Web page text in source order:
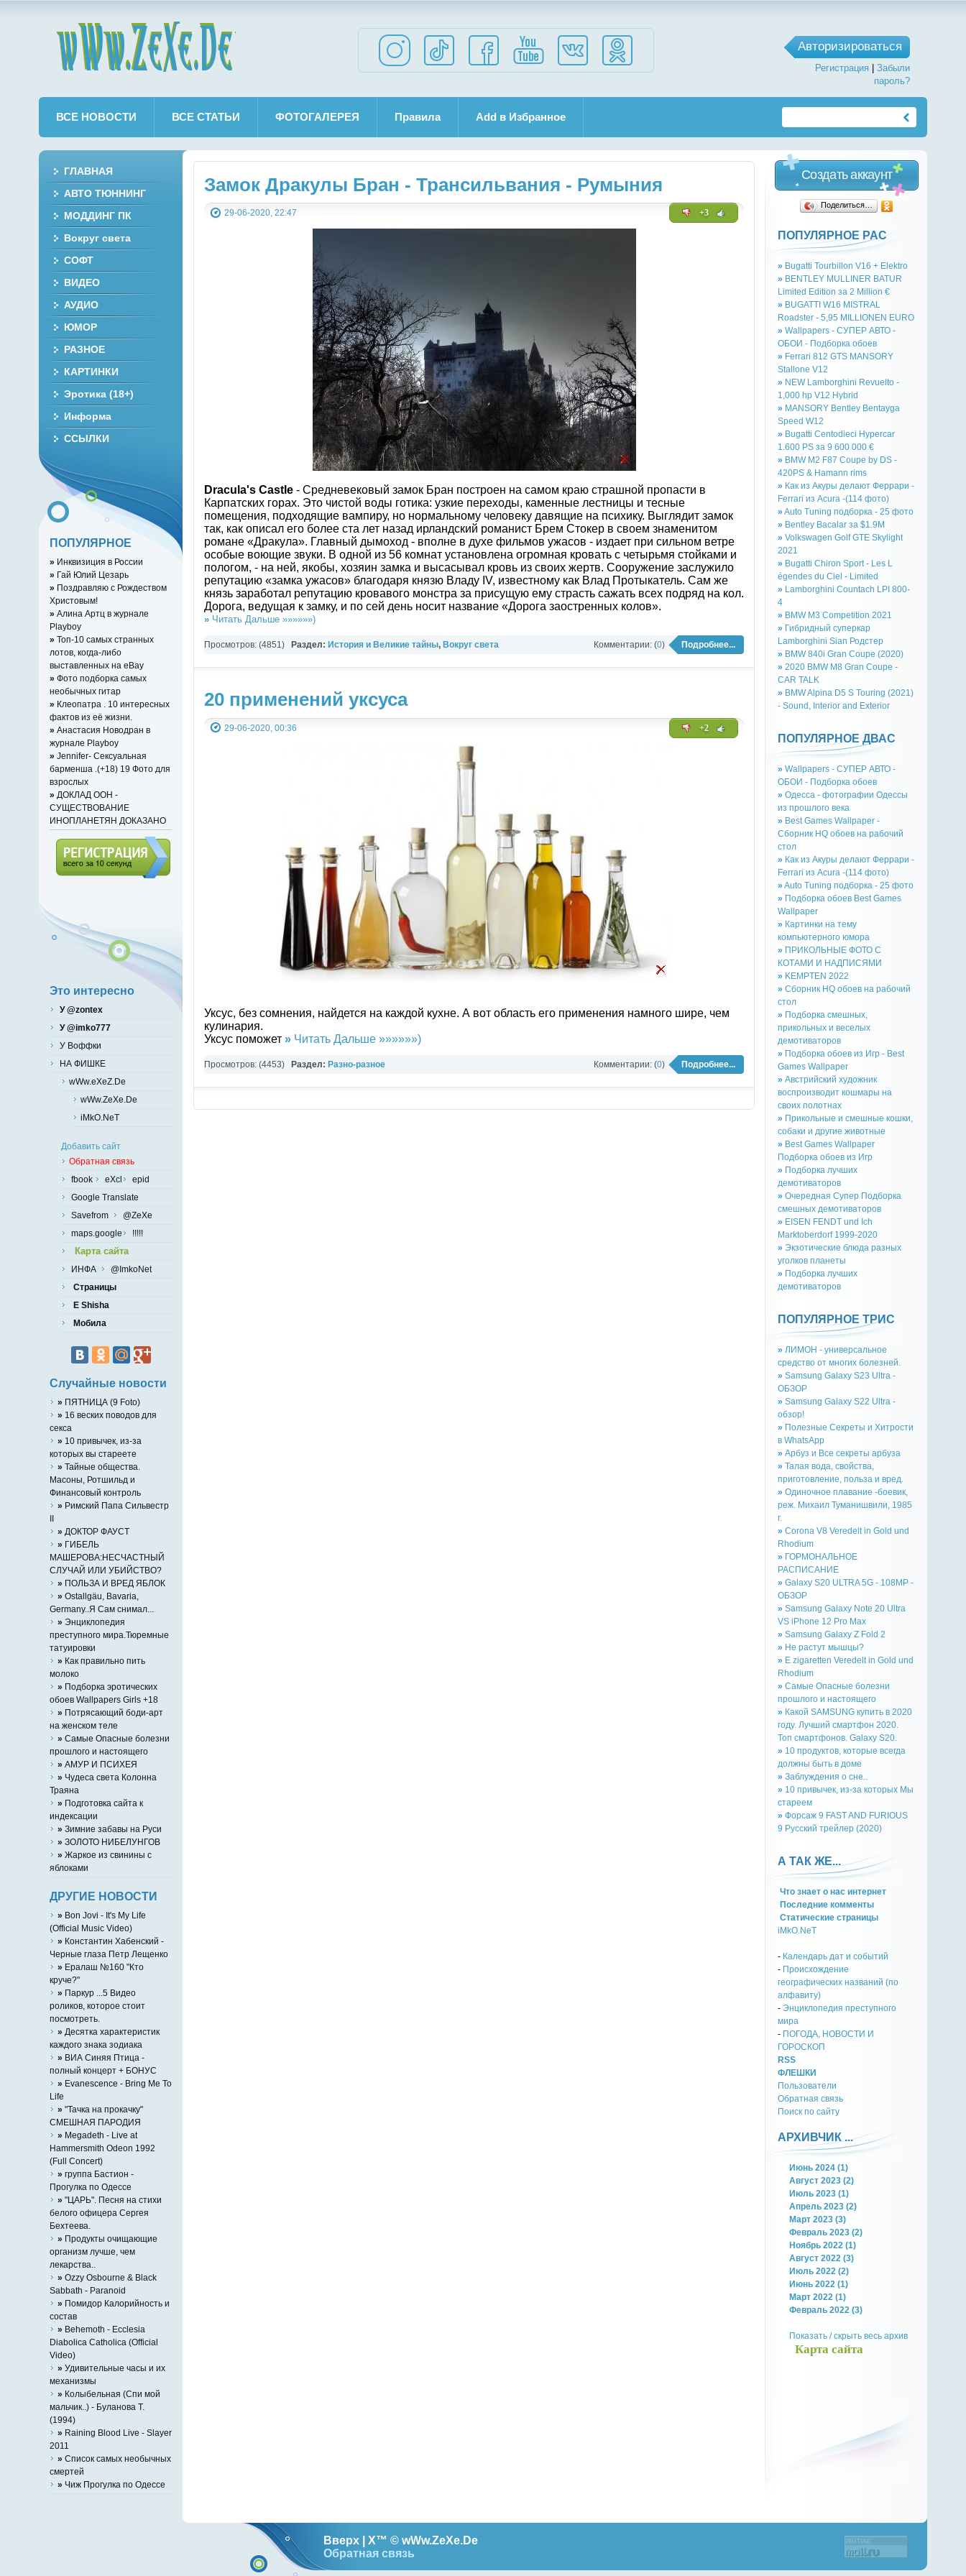
Авторизироваться
Регистрация |Забыли
пароль?
ВСЕ НОВОСТИ ВСЕ СТАТЬИ ФОТОГАЛЕРЕЯ Правила Add в Избранное
Замок Дракулы Бран - Трансильвания - Румыния
+3
29-06-2020, 22:47
Dracula's Castle- Средневековый замок Бран построен на самом краю страшной пропасти в
Карпатских горах. Это чистой воды готика: узкие переходы, каменные лестницы и тесные
помещения, подходящие вампиру, но нормальному человеку давящие на психику. Выглядит замок
так, как описал его более ста лет назад ирландский романист Брем Стокер в своем знаменитом
романе «Дракула». Главный дымоход - вполне в духе фильмов ужасов - издает при сильном ветре
особые воющие звуки. В одной из 56 комнат установлена огромная кровать с четырьмя стойками и
пологом, - на ней, якобы, хозяин замка и высасывал кровь из своих жертв. Сооружение заслужило
репутацию «замка ужасов» благодаря князю Владу IV, известному как Влад Протыкатель. Сам же
князь заработал репутацию кровавого монстра за присущую ему страсть сажать всех подряд на кол.
Дорога, ведущая к замку, и по сей день носит название «Дорога заостренных колов».
»Читать Дальше »»»»»»)
Подробнее...
Комментарии: (0)
Просмотров: (4851) Раздел: История и Великие тайны, Вокруг света
20 применений уксуса
+2
29-06-2020, 00:36
Уксус, без сомнения, найдется на каждой кухне. А вот область его применения намного шире, чем
кулинария.
Уксус поможет »Читать Дальше »»»»»»)
Подробнее...
Комментарии: (0)
Просмотров: (4453) Раздел: Разно-разное
Создать аккаунт
Поделиться…
ПОПУЛЯРНОЕ РАС
» Bugatti Tourbillon V16 + Elektro
» BENTLEY MULLINER BATUR
Limited Edition за 2 Million €
» BUGATTI W16 MISTRAL
Roadster - 5,95 MILLIONEN EURO
» Wallpapers - СУПЕР АВТО -
ОБОИ - Подборка обоев
» Ferrari 812 GTS MANSORY
Stallone V12
» NEW Lamborghini Revuelto -
1,000 hp V12 Hybrid
» MANSORY Bentley Bentayga
Speed W12
» Bugatti Centodieci Hypercar
1.600 PS за 9 600 000 €
» BMW M2 F87 Coupe by DS -
420PS & Hamann rims
» Как из Акуры делают Феррари -
Ferrari из Acura -(114 фото)
» Auto Tuning подборка - 25 фото
» Bentley Bacalar за $1.9M
» Volkswagen Golf GTE Skylight
2021
» Bugatti Chiron Sport - Les L
égendes du Ciel - Limited
» Lamborghini Countach LPI 800-
4
» BMW M3 Competition 2021
» Гибридный суперкар
Lamborghini Sian Родстер
» BMW 840i Gran Coupe (2020)
» 2020 BMW M8 Gran Coupe -
CAR TALK
» BMW Alpina D5 S Touring (2021)
- Sound, Interior and Exterior
ПОПУЛЯРНОЕ ДВАС
» Wallpapers - СУПЕР АВТО -
ОБОИ - Подборка обоев
» Одесса - фотографии Одессы
из прошлого века
» Best Games Wallpaper -
Сборник HQ обоев на рабочий
стол
» Как из Акуры делают Феррари -
Ferrari из Acura -(114 фото)
» Auto Tuning подборка - 25 фото
» Подборка обоев Best Games
Wallpaper
» Картинки на тему
компьютерного юмора
» ПРИКОЛЬНЫЕ ФОТО С
КОТАМИ И НАДПИСЯМИ
» KEMPTEN 2022
» Сборник HQ обоев на рабочий
стол
» Подборка смешных,
прикольных и веселых
демотиваторов
» Подборка обоев из Игр - Best
Games Wallpaper
» Австрийский художник
воспроизводит кошмары на
своих полотнах
» Прикольные и смешные кошки,
собаки и другие животные
» Best Games Wallpaper
Подборка обоев из Игр
» Подборка лучших
демотиваторов
» Очередная Супер Подборка
смешных демотиваторов
» EISEN FENDT und Ich
Marktoberdorf 1999-2020
» Экзотические блюда разных
уголков планеты
» Подборка лучших
демотиваторов
ПОПУЛЯРНОЕ ТРИС
» ЛИМОН - универсальное
средство от многих болезней.
» Samsung Galaxy S23 Ultra -
ОБЗОР
» Samsung Galaxy S22 Ultra -
обзор!
» Полезные Секреты и Хитрости
в WhatsApp
» Арбуз и Все секреты арбуза
» Талая вода, свойства,
приготовление, польза и вред.
» Одиночное плавание -боевик,
реж. Михаил Туманишвили, 1985
г.
» Corona V8 Veredelt in Gold und
Rhodium
» ГОРМОНАЛЬНОЕ
РАСПИСАНИЕ
» Galaxy S20 ULTRA 5G - 108MP -
ОБЗОР
» Samsung Galaxy Note 20 Ultra
VS iPhone 12 Pro Max
» Samsung Galaxy Z Fold 2
» Не растут мышцы?
» E zigaretten Veredelt in Gold und
Rhodium
» Самые Опасные болезни
прошлого и настоящего
» Какой SAMSUNG купить в 2020
году. Лучший смартфон 2020.
Топ смартфонов. Galaxy S20.
» 10 продуктов, которые всегда
должны быть в доме
» Заблуждения о сне..
» 10 привычек, из-за которых Мы
стареем
» Форсаж 9 FAST AND FURIOUS
9 Русский трейлер (2020)
А ТАК ЖЕ...
Что знает о нас интернет
Последние комменты
Cтатическиe страницы
iMkO.NeT
- Календарь дат и событий
- Происхождение
географических названий (по
алфавиту)
- Энциклопедия преступного
мира
- ПОГОДА, НОВОСТИ И
ГОРОСКОП
RSS
ФЛЕШКИ
Пользователи
Обратная связь
Поиск по сайту
АРХИВЧИК ...
Июнь 2024 (1)
Август 2023 (2)
Июль 2023 (1)
Апрель 2023 (2)
Март 2023 (3)
Февраль 2023 (2)
Ноябрь 2022 (1)
Август 2022 (3)
Июль 2022 (2)
Июнь 2022 (1)
Март 2022 (1)
Февраль 2022 (3)
Показать / скрыть весь архив
Карта сайта
ГЛАВНАЯ
АВТО ТЮННИНГ
МОДДИНГ ПК
Вокруг света
СОФТ
ВИДЕО
АУДИО
ЮМОР
РАЗНОЕ
КАРТИНКИ
Эротика (18+)
Информа
ССЫЛКИ
ПОПУЛЯРНОЕ
» Инквизиция в России
» Гай Юлий Цезарь
» Поздравляю с Рождеством
Христовым!
» Алина Артц в журнале
Playboy
» Топ-10 самых странных
лотов, когда-либо
выставленных на eBay
» Фото подборка самых
необычных гитар
» Клеопатра . 10 интересных
фактов из её жизни.
» Анастасия Новодран в
журнале Playboy
» Jennifer- Сексуальная
барменша .(+18) 19 Фото для
взрослых
» ДОКЛАД ООН -
СУЩЕСТВОВАНИЕ
ИНОПЛАНЕТЯН ДОКАЗАНО
Это интересно
У @zontex
У @imko777
У Воффки
НА ФИШКЕ
wWw.eXeZ.De
wWw.ZeXe.De
iMkO.NeT
Добавить сайт
Обратная связь
fbook
eXcl
epid
Google Translate
Savefrom
@ZeXe
maps.google
!!!!!
Карта сайта
ИНФА
@ImkoNet
Страницы
E Shisha
Мобила
Случайные новости
» ПЯТНИЦА (9 Foto)
» 16 веских поводов для
секса
» 10 привычек, из-за
которых вы стареете
» Тайные общества.
Масоны, Ротшильд и
Финансовый контроль
» Римский Папа Сильвестр
II
» ДОКТОР ФАУСТ
» ГИБЕЛЬ
МАШЕРОВА:НЕСЧАСТНЫЙ
СЛУЧАЙ ИЛИ УБИЙСТВО?
» ПОЛЬЗА И ВРЕД ЯБЛОК
» Ostallgäu, Bavaria,
Germany..Я Сам снимал...
» Энциклопедия
преступного мира.Тюремные
татуировки
» Как правильно пить
молоко
» Подборка эротических
обоев Wallpapers Girls +18
» Потрясающий боди-арт
на женском теле
» Самые Опасные болезни
прошлого и настоящего
» АМУР И ПСИХЕЯ
» Чудеса света Колонна
Траяна
» Подготовка сайта к
индексации
» Зимние забавы на Руси
» ЗОЛОТО НИБЕЛУНГОВ
» Жаркое из свинины с
яблоками
ДРУГИЕ НОВОСТИ
» Bon Jovi - It's My Life
(Official Music Video)
» Константин Хабенский -
Черные глаза Петр Лещенко
» Ералаш №160 "Кто
круче?"
» Паркур ...5 Видео
роликов, которое стоит
посмотреть.
» Десятка характеристик
каждого знака зодиака
» ВИА Синяя Птица -
полный концерт + БОНУС
» Evanescence - Bring Me To
Life
» "Тачка на прокачку"
СМЕШНАЯ ПАРОДИЯ
» Megadeth - Live at
Hammersmith Odeon 1992
(Full Concert)
» группа Бастион -
Прогулка по Одессе
» "ЦАРЬ". Песня на стихи
белого офицера Сергея
Бехтеева.
» Продукты очищающие
организм лучше, чем
лекарства..
» Ozzy Osbourne & Black
Sabbath - Paranoid
» Помидор Калорийность и
состав
» Behemoth - Ecclesia
Diabolica Catholica (Official
Video)
» Удивительные часы и их
механизмы
» Колыбельная (Спи мой
мальчик..) - Буланова Т.
(1994)
» Raining Blood Live - Slayer
2011
» Список самых необычных
смертей
» Чиж Прогулка по Одессе
Вверх | X™ © wWw.ZeXe.De
Обратная связь